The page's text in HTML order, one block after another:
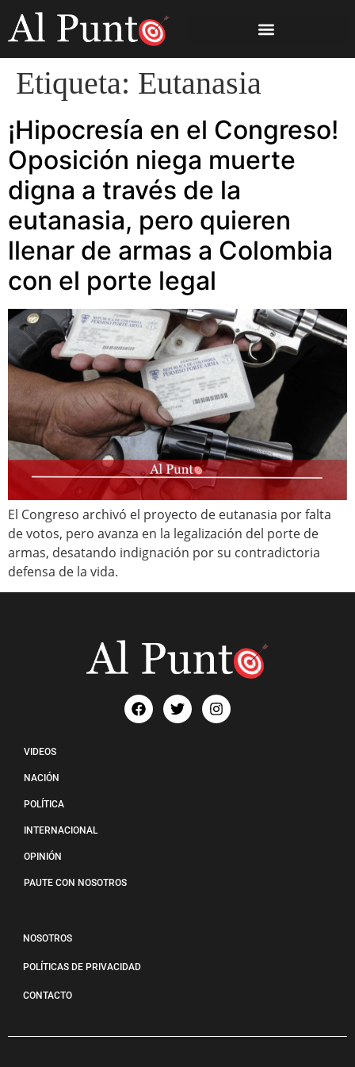
Etiqueta: Eutanasia
¡Hipocresía en el Congreso!
Oposición niega muerte
digna a través de la
eutanasia, pero quieren
llenar de armas a Colombia
con el porte legal
El Congreso archivó el proyecto de eutanasia por falta
de votos, pero avanza en la legalización del porte de
armas, desatando indignación por su contradictoria
defensa de la vida.
VIDEOS
NACIÓN
POLÍTICA
INTERNACIONAL
OPINIÓN
PAUTE CON NOSOTROS
NOSOTROS
POLÍTICAS DE PRIVACIDAD
CONTACTO